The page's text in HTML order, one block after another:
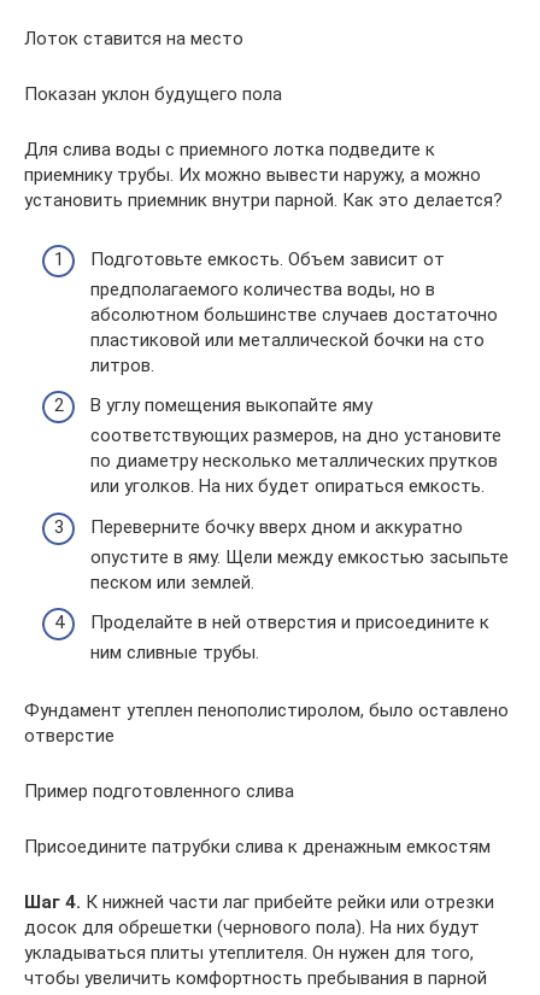
Лоток ставится на место
Показан уклон будущего пола
Для слива воды с приемного лотка подведите к
приемнику трубы. Их можно вывести наружу, а можно
установить приемник внутри парной. Как это делается?
Подготовьте емкость. Объем зависит от
предполагаемого количества воды, но в
абсолютном большинстве случаев достаточно
пластиковой или металлической бочки на сто
литров.
В углу помещения выкопайте яму
соответствующих размеров, на дно установите
по диаметру несколько металлических прутков
или уголков. На них будет опираться емкость.
Переверните бочку вверх дном и аккуратно
опустите в яму. Щели между емкостью засыпьте
песком или землей.
Проделайте в ней отверстия и присоедините к
ним сливные трубы.
Фундамент утеплен пенополистиролом, было оставлено
отверстие
Пример подготовленного слива
Присоедините патрубки слива к дренажным емкостям
Шаг 4. К нижней части лаг прибейте рейки или отрезки
досок для обрешетки (чернового пола). На них будут
укладываться плиты утеплителя. Он нужен для того,
чтобы увеличить комфортность пребывания в парной